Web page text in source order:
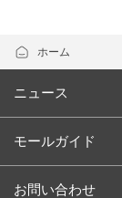
ホーム
ニュース
モールガイド
お問い合わせ